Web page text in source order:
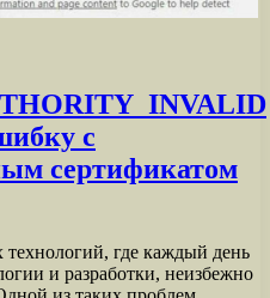
с
сертификатом
где каждый день
и разработки, неизбежно